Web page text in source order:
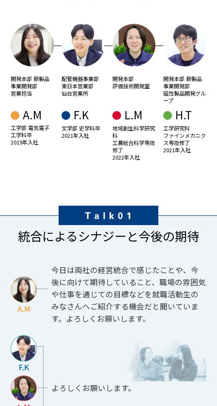
開発本部 新製品
事業開発部
営業担当
A.M
工学部 電気電子
工学科卒
2019年入社
配管機器事業部
東日本営業部
仙台営業所
F.K
文学部 史学科卒
2021年入社
開発本部
評価技術開発室
L.M
地域創生科学研究
科
工農総合科学専攻
修了
2022年入社
開発本部 新製品
事業開発部
磁性製品開発グル
ープ
H.T
工学研究科
ファインメカニク
ス専攻修了
2021年入社
統合によるシナジーと今後の期待
今日は両社の経営統合で感じたことや、今
後に向けて期待していること、職場の雰囲気
や仕事を通じての目標などを就職活動生の
みなさんへご紹介する機会だと聞いていま
す。よろしくお願いします。
よろしくお願いします。